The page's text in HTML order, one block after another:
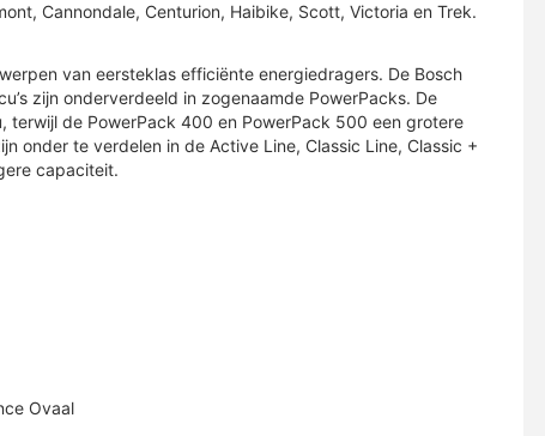
Cannondale, Centurion, Haibike, Scott, Victoria en Trek.
van eersteklas efficiënte energiedragers. De Bosch
zijn onderverdeeld in zogenaamde PowerPacks. De
de PowerPack 400 en PowerPack 500 een grotere
onder te verdelen in de Active Line, Classic Line, Classic +
capaciteit.
Ovaal